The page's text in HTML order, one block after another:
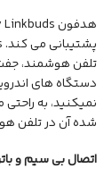
تلفن هوشمند،
دستگاه های
نمیکنید، به
شده آن در تلفن
اتصال بی سیم و